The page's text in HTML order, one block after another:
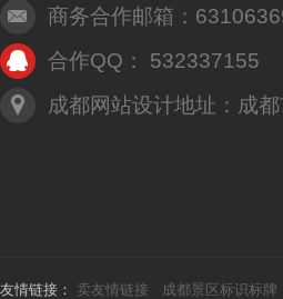
商务合作邮箱：
合作QQ： 532337155
成都网站设计地址：成
友情链接： 卖友情链接 成都景区标识标牌